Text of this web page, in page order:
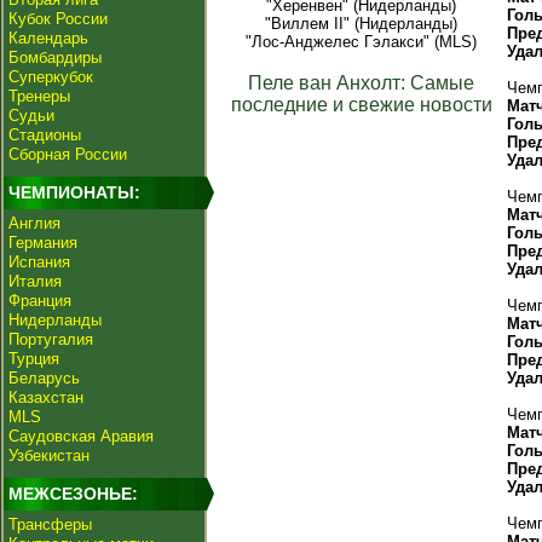
Кубок России
Календарь
Бомбардиры
Суперкубок
Тренеры
Судьи
Стадионы
Сборная России
ЧЕМПИОНАТЫ:
Англия
Германия
Испания
Италия
Франция
Нидерланды
Португалия
Турция
Беларусь
Казахстан
MLS
Саудовская Аравия
Узбекистан
МЕЖСЕЗОНЬЕ:
Трансферы
"Херенвен" (Нидерланды)
"Виллем II" (Нидерланды)
"Лос-Анджелес Гэлакси" (MLS)
Пеле ван Анхолт: Самые
последние и свежие новости